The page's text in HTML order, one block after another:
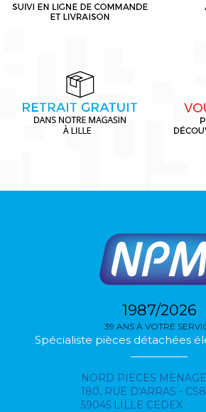
1987/2026
39 ANS À VOTRE
Spécialiste pièces détachées
NORD PIECES
180, RUE D'ARRAS -
59045 LILLE CEDEX